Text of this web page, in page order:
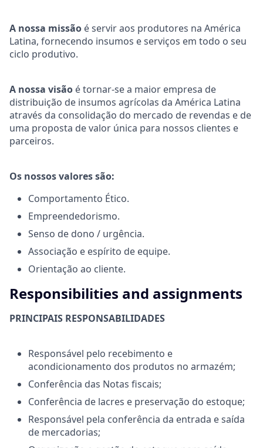
A nossa missão é servir aos produtores na América
Latina, fornecendo insumos e serviços em todo o seu
ciclo produtivo.
A nossa visão é tornar-se a maior empresa de
distribuição de insumos agrícolas da América Latina
através da consolidação do mercado de revendas e de
uma proposta de valor única para nossos clientes e
parceiros.
Os nossos valores são:
Comportamento Ético.
Empreendedorismo.
Senso de dono / urgência.
Associação e espírito de equipe.
Orientação ao cliente.
Responsibilities and assignments
PRINCIPAIS RESPONSABILIDADES
Responsável pelo recebimento e
acondicionamento dos produtos no armazém;
Conferência das Notas fiscais;
Conferência de lacres e preservação do estoque;
Responsável pela conferência da entrada e saída
de mercadorias;